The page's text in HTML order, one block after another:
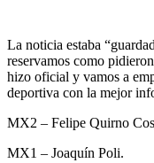
La noticia estaba
reservamos como
hizo oficial y vamos a
deportiva con la mejor
MX2 – Felipe Quirno
MX1 – Joaquín Poli.